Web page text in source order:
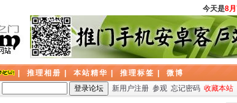
今天是8月
推理相册 本站精华 推理标签 微博
新用户注册 参观 忘记密码 收藏本站